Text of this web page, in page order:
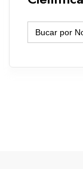
Search
for: